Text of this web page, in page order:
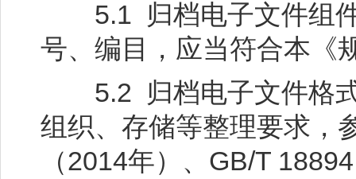
5.1 归档电子文件组件
号、编目，应当符合本《
5.2 归档电子文件格式
组织、存储等整理要求，
（2014年）、GB/T